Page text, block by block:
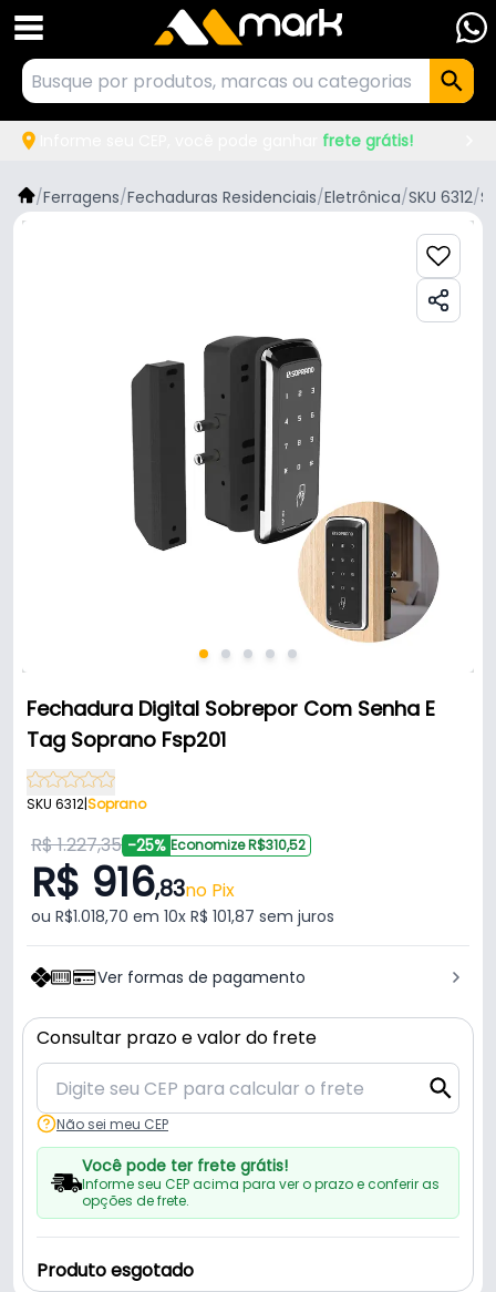
frete grátis!
/Ferragens/Fechaduras Residenciais/Eletrônica/SKU 6312/
Fechadura Digital Sobrepor Com Senha E
Tag Soprano Fsp201
SKU 6312|Soprano
R$ 1.227,35 -25% Economize R$310,52
R$ 916,83no Pix
ou R$1.018,70 em 10x R$ 101,87 sem juros
Ver formas de pagamento
Consultar prazo e valor do frete
Não sei meu CEP
Você pode ter frete grátis!
Informe seu CEP acima para ver o prazo e conferir as
opções de frete.
Produto esgotado